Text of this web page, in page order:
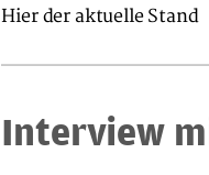
Hier der aktuelle Stand
Interview